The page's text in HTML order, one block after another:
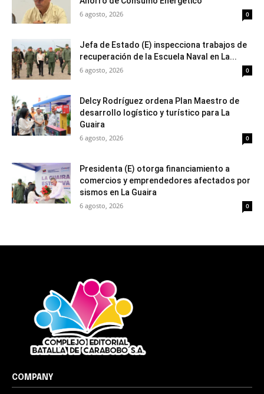
6 agosto, 2026 0
Jefa de Estado (E) inspecciona trabajos de
recuperación de la Escuela Naval en La...
6 agosto, 2026 0
Delcy Rodríguez ordena Plan Maestro de
desarrollo logístico y turístico para La
Guaira
6 agosto, 2026 0
Presidenta (E) otorga financiamiento a
comercios y emprendedores afectados por
sismos en La Guaira
6 agosto, 2026 0
COMPANY